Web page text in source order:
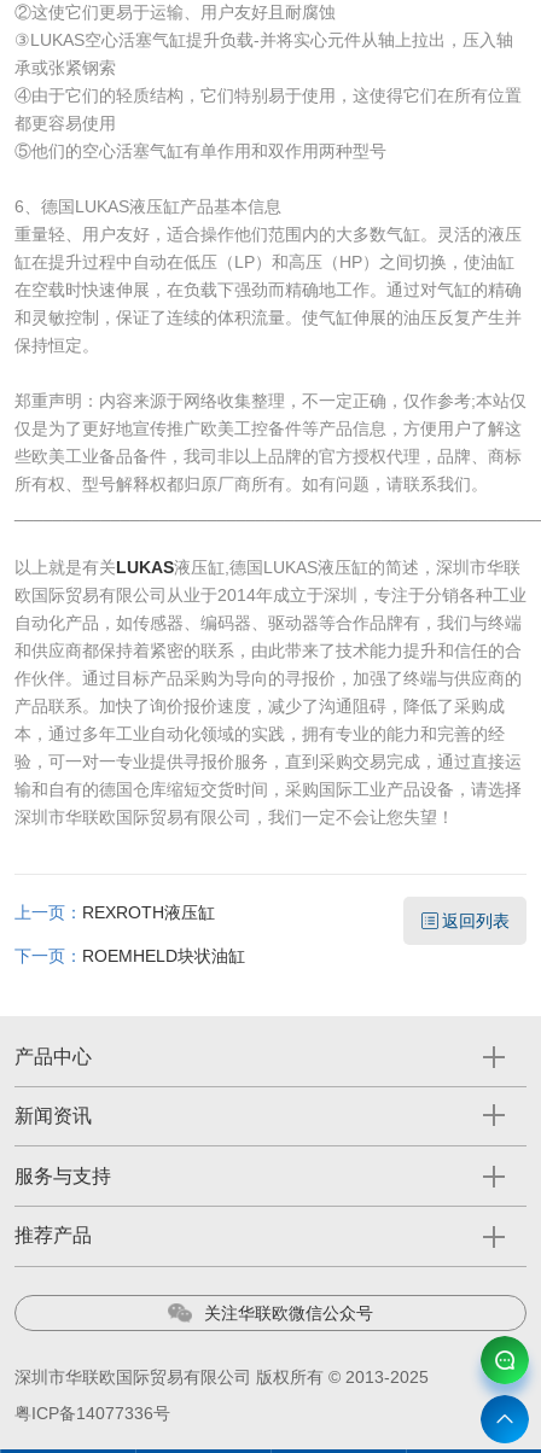
②这使它们更易于运输、用户友好且耐腐蚀
③LUKAS空心活塞气缸提升负载-并将实心元件从轴上拉出，压入轴
承或张紧钢索
④由于它们的轻质结构，它们特别易于使用，这使得它们在所有位置
都更容易使用
⑤他们的空心活塞气缸有单作用和双作用两种型号
6、德国LUKAS液压缸产品基本信息
​重量轻、用户友好，适合操作他们范围内的大多数气缸。灵活的液压
缸在提升过程中自动在低压（LP）和高压（HP）之间切换，使油缸
在空载时快速伸展，在负载下强劲而精确地工作。通过对气缸的精确
和灵敏控制，保证了连续的体积流量。使气缸伸展的油压反复产生并
保持恒定。
郑重声明：内容来源于网络收集整理，不一定正确，仅作参考;本站仅
仅是为了更好地宣传推广欧美工控备件等产品信息，方便用户了解这
些欧美工业备品备件，我司非以上品牌的官方授权代理，品牌、商标
所有权、型号解释权都归原厂商所有。如有问题，请联系我们。
以上就是有关LUKAS液压缸,德国LUKAS液压缸的简述，深圳市华联
欧国际贸易有限公司从业于2014年成立于深圳，专注于分销各种工业
自动化产品，如传感器、编码器、驱动器等合作品牌有，我们与终端
和供应商都保持着紧密的联系，由此带来了技术能力提升和信任的合
作伙伴。通过目标产品采购为导向的寻报价，加强了终端与供应商的
产品联系。加快了询价报价速度，减少了沟通阻碍，降低了采购成
本，通过多年工业自动化领域的实践，拥有专业的能力和完善的经
验，可一对一专业提供寻报价服务，直到采购交易完成，通过直接运
输和自有的德国仓库缩短交货时间，采购国际工业产品设备，请选择
深圳市华联欧国际贸易有限公司，我们一定不会让您失望！
上一页： REXROTH液压缸
下一页： ROEMHELD块状油缸
返回列表
产品中心
新闻资讯
服务与支持
推荐产品
关注华联欧微信公众号
深圳市华联欧国际贸易有限公司 版权所有 © 2013-2025
粤ICP备14077336号